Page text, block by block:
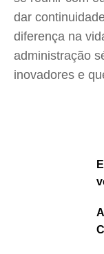
dar
diferença na
administração
inovadores e